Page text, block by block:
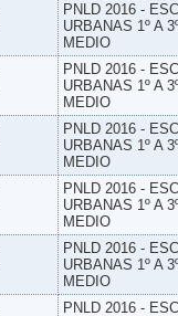
PNLD 2016 -
URBANAS 1º A
MEDIO
PNLD 2016 -
URBANAS 1º A
MEDIO
PNLD 2016 -
URBANAS 1º A
MEDIO
PNLD 2016 -
URBANAS 1º A
MEDIO
PNLD 2016 -
URBANAS 1º A
MEDIO
PNLD 2016 -